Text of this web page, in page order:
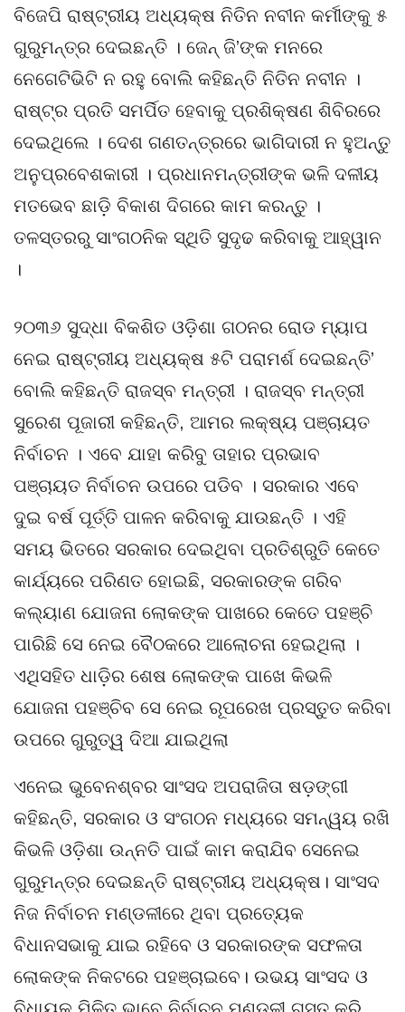
ବିଜେପି ରାଷ୍ଟ୍ରୀୟ ଅଧ୍ୟକ୍ଷ ନିତିନ ନବୀନ କର୍ମୀଙ୍କୁ ୫
ଗୁରୁମନ୍ତ୍ର ଦେଇଛନ୍ତି । ଜେନ୍‌ ଜି’ଙ୍କ ମନରେ
ନେଗେଟିଭିଟି ନ ରହୁ ବୋଲି କହିଛନ୍ତି ନିତିନ ନବୀନ ।
ରାଷ୍ଟ୍ର ପ୍ରତି ସମର୍ପିତ ହେବାକୁ ପ୍ରଶିକ୍ଷଣ ଶିବିରରେ
ଦେଇଥିଲେ । ଦେଶ ଗଣତନ୍ତ୍ରରେ ଭାଗିଦାରୀ ନ ହୁଅନ୍ତୁ
ଅନୁପ୍ରବେଶକାରୀ । ପ୍ରଧାନମନ୍ତ୍ରୀଙ୍କ ଭଳି ଦଳୀୟ
ମତଭେବ ଛାଡ଼ି ବିକାଶ ଦିଗରେ କାମ କରନ୍ତୁ ।
ତଳସ୍ତରରୁ ସାଂଗଠନିକ ସ୍ଥିତି ସୁଦୃଢ କରିବାକୁ ଆହ୍ୱାନ
।
୨୦୩୬ ସୁଦ୍ଧା ବିକଶିତ ଓଡ଼ିଶା ଗଠନର ରୋଡ ମ୍ୟାପ
ନେଇ ରାଷ୍ଟ୍ରୀୟ ଅଧ୍ୟକ୍ଷ ୫ଟି ପରାମର୍ଶ ଦେଇଛନ୍ତି’
ବୋଲି କହିଛନ୍ତି ରାଜସ୍ବ ମନ୍ତ୍ରୀ । ରାଜସ୍ବ ମନ୍ତ୍ରୀ
ସୁରେଶ ପୂଜାରୀ କହିଛନ୍ତି, ଆମର ଲକ୍ଷ୍ୟ ପଞ୍ଚାୟତ
ନିର୍ବାଚନ । ଏବେ ଯାହା କରିବୁ ତାହାର ପ୍ରଭାବ
ପଞ୍ଚାୟତ ନିର୍ବାଚନ ଉପରେ ପଡିବ । ସରକାର ଏବେ
ଦୁଇ ବର୍ଷ ପୂର୍ତ୍ତି ପାଳନ କରିବାକୁ ଯାଉଛନ୍ତି । ଏହି
ସମୟ ଭିତରେ ସରକାର ଦେଇଥିବା ପ୍ରତିଶ୍ରୁତି କେତେ
କାର୍ଯ୍ୟରେ ପରିଣତ ହୋଇଛି, ସରକାରଙ୍କ ଗରିବ
କଲ୍ୟାଣ ଯୋଜନା ଲୋକଙ୍କ ପାଖରେ କେତେ ପହଞ୍ଚି
ପାରିଛି ସେ ନେଇ ବୈଠକରେ ଆଲୋଚନା ହେଇଥିଲା ।
ଏଥିସହିତ ଧାଡ଼ିର ଶେଷ ଲୋକଙ୍କ ପାଖେ କିଭଳି
ଯୋଜନା ପହଞ୍ଚିବ ସେ ନେଇ ରୂପରେଖ ପ୍ରସ୍ତୁତ କରିବା
ଉପରେ ଗୁରୁତ୍ୱ ଦିଆ ଯାଇଥିଲା
ଏନେଇ ଭୁବେନଶ୍ବର ସାଂସଦ ଅପରାଜିତା ଷଡ଼ଙ୍ଗୀ
କହିଛନ୍ତି, ସରକାର ଓ ସଂଗଠନ ମଧ୍ୟରେ ସମନ୍ୱୟ ରଖି
କିଭଳି ଓଡ଼ିଶା ଉନ୍ନତି ପାଇଁ କାମ କରାଯିବ ସେନେଇ
ଗୁରୁମନ୍ତ୍ର ଦେଇଛନ୍ତି ରାଷ୍ଟ୍ରୀୟ ଅଧ୍ୟକ୍ଷ। ସାଂସଦ
ନିଜ ନିର୍ବାଚନ ମଣ୍ଡଳୀରେ ଥିବା ପ୍ରତ୍ୟେକ
ବିଧାନସଭାକୁ ଯାଇ ରହିବେ ଓ ସରକାରଙ୍କ ସଫଳତା
ଲୋକଙ୍କ ନିକଟରେ ପହଞ୍ଚାଇବେ। ଉଭୟ ସାଂସଦ ଓ